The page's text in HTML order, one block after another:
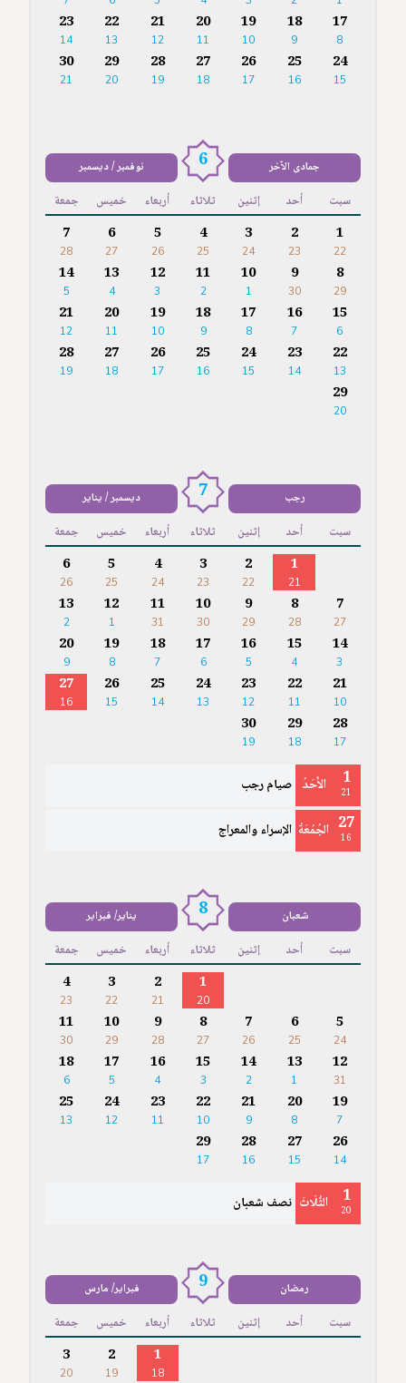
17
8
18
9
19
10
20
11
21
12
22
13
23
14
24
15
25
16
26
17
27
18
28
19
29
20
30
21
جمادى الآخر 6 نوفمبر / ديسمبر
سبت أحد إثنين ثلاثاء أربعاء خميس جمعة
1
22
2
23
3
24
4
25
5
26
6
27
7
28
8
29
9
30
10
1
11
2
12
3
13
4
14
5
15
6
16
7
17
8
18
9
19
10
20
11
21
12
22
13
23
14
24
15
25
16
26
17
27
18
28
19
29
20
رجب 7 ديسمبر / يناير
سبت أحد إثنين ثلاثاء أربعاء خميس جمعة
1
21
2
22
3
23
4
24
5
25
6
26
7
27
8
28
9
29
10
30
11
31
12
1
13
2
14
3
15
4
16
5
17
6
18
7
19
8
20
9
21
10
22
11
23
12
24
13
25
14
26
15
27
16
28
17
29
18
30
19
1
21 الأَحَدُ صيام رجب
27
16 الجُمُعَةُ الإسراء والمعراج
شعبان 8 يناير/ فبراير
سبت أحد إثنين ثلاثاء أربعاء خميس جمعة
1
20
2
21
3
22
4
23
5
24
6
25
7
26
8
27
9
28
10
29
11
30
12
31
13
1
14
2
15
3
16
4
17
5
18
6
19
7
20
8
21
9
22
10
23
11
24
12
25
13
26
14
27
15
28
16
29
17
1
20 الثُّلَاثَ نصف شعبان
رمضان 9 فبراير/ مارس
سبت أحد إثنين ثلاثاء أربعاء خميس جمعة
1
18
2
19
3
20